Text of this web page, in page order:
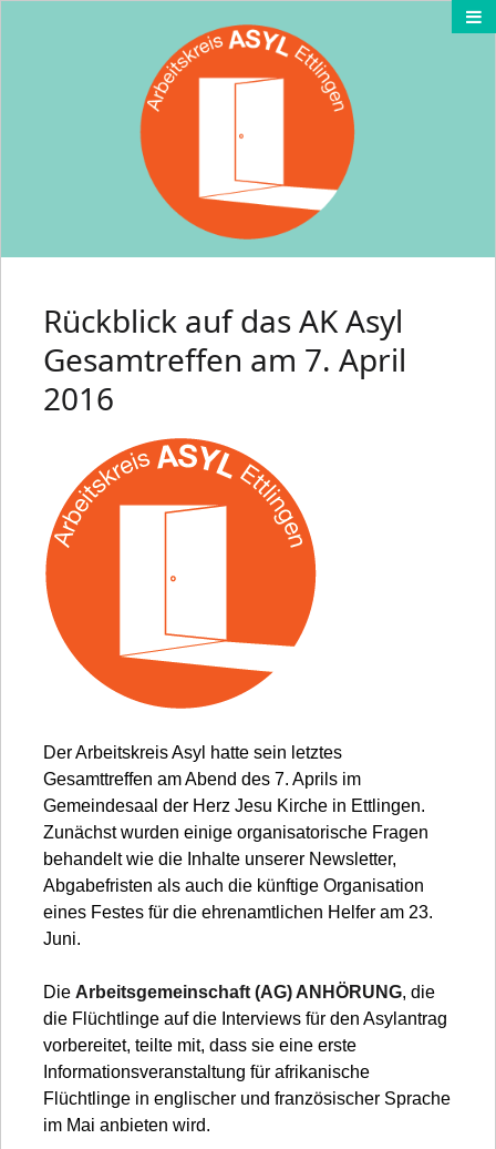
Rückblick auf das AK Asyl
Gesamtreffen am 7. April
2016
Der Arbeitskreis Asyl hatte sein letztes
Gesamttreffen am Abend des 7. Aprils im
Gemeindesaal der Herz Jesu Kirche in Ettlingen.
Zunächst wurden einige organisatorische Fragen
behandelt wie die Inhalte unserer Newsletter,
Abgabefristen als auch die künftige Organisation
eines Festes für die ehrenamtlichen Helfer am 23.
Juni.
Die Arbeitsgemeinschaft (AG) ANHÖRUNG, die
die Flüchtlinge auf die Interviews für den Asylantrag
vorbereitet, teilte mit, dass sie eine erste
Informationsveranstaltung für afrikanische
Flüchtlinge in englischer und französischer Sprache
im Mai anbieten wird.